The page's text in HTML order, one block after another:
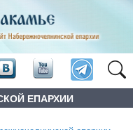
ЕПАРХИИ